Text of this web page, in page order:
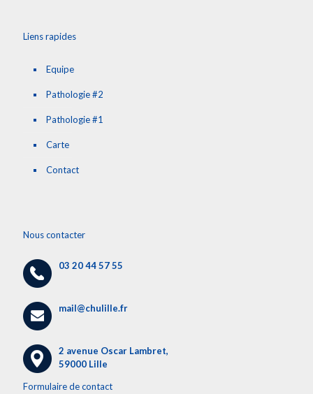
Liens rapides
Equipe
Pathologie #2
Pathologie #1
Carte
Contact
Nous contacter
03 20 44 57 55
mail@chulille.fr
2 avenue Oscar Lambret,
59000 Lille
Formulaire de contact